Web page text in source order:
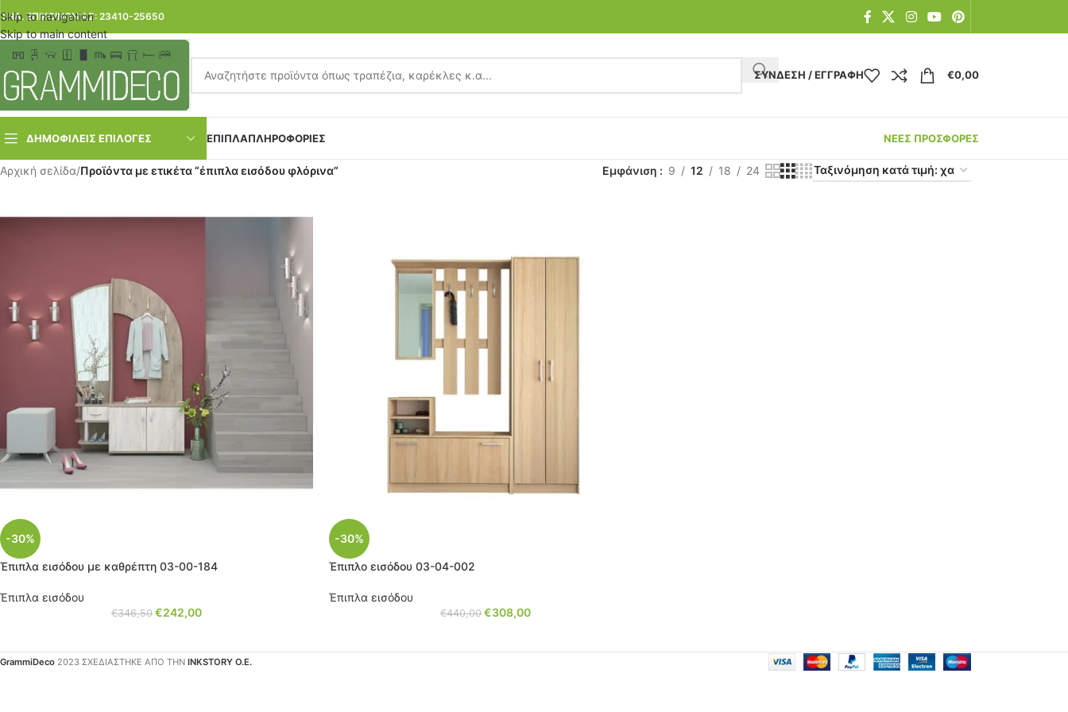
Skip to navigation
Skip to main content
ΤΗΛ. ΕΠΙΚΟΙΝΩΝΙΑΣ: 23410-25650
ΣΎΝΔΕΣΗ / ΕΓΓΡΑΦΉ €0,00
ΔΗΜΟΦΙΛΕΙΣ ΕΠΙΛΟΓΕΣ ΕΠΙΠΛΑΠΛΗΡΟΦΟΡΙΕΣ ΝΕΕΣ ΠΡΟΣΦΟΡΕΣ
Αρχική σελίδα/Προϊόντα με ετικέτα “έπιπλα εισόδου φλόρινα” Εμφάνιση 9 12 18 24
-30%
Έπιπλα εισόδου με καθρέπτη 03-00-184
Έπιπλα εισόδου
€346,50 €242,00
-30%
Έπιπλο εισόδου 03-04-002
Έπιπλα εισόδου
€440,00 €308,00
GrammiDeco 2023 ΣΧΕΔΙΑΣΤΗΚΕ ΑΠΟ ΤΗΝ INKSTORY Ο.Ε.